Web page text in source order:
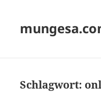
Schlagwort: